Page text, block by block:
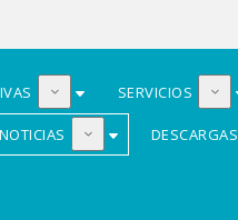
SERVICIOS
NOTICIAS DESCARGAS